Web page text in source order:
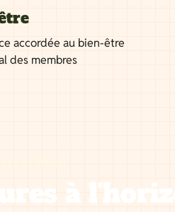
accordée au bien-être
des membres
à